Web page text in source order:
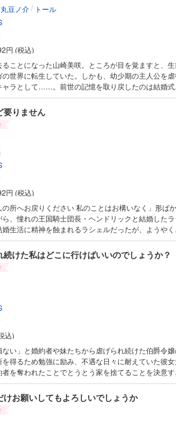
豆ノ介/ トール
円 (税込)
ことになった山崎美咲。ところが目を覚ますと、
世界に転生していた。しかも、幼少期の主人公を
ャラとして……。前世の記憶を取り戻したのは結婚式
ようもない。とにかく虐待しないようにしよう、
子は――めちゃくちゃ可愛いんですけどー!!! ついつい
て子育てに奮闘しているうちに、超絶冷たかった旦
てきて……!? 義息子のためならチートにもなっちゃ
力で異世界の育児事情を変える、異色の子育てファ
要りません
円 (税込)
の所へお戻りください 私のことはお構いなく」形ば
、憧れの王国騎士団長・ヘンドリックと結婚したラ
婚生活に精神を蝕まれるラシェルだったが、ようやく
ロットが心の支えとなっていた。しかし、ある事
を落としてしまう。目を覚ますと結婚式の日に時間
！？
続けた私はどこに行けばいいのでしょうか？
込)
ない」と婚約者や妹たちから虐げられ続けた伯爵令
を得るため勉強に励み、不遇な日々に耐えていた彼
者を奪われたことでとうとう家を捨てることを決意す
女官となったリゼットは、これまでの暮らしから一
々から能力を認められ、新たな居場所を見つけてい
は、妹たちの悪巧みが進行していて……!?
けお願いしてもよろしいでしょうか